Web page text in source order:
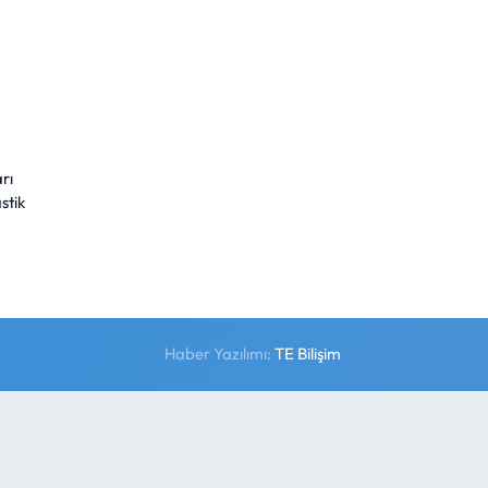
Haber Yazılımı:TE Bilişim